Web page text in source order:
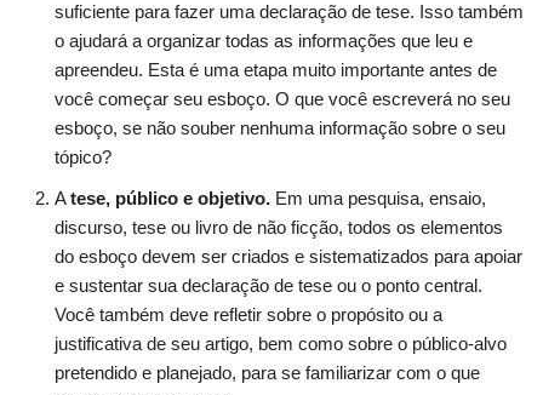
suficiente para fazer uma declaração de tese. Isso também
o ajudará a organizar todas as informações que leu e
apreendeu. Esta é uma etapa muito importante antes de
você começar seu esboço. O que você escreverá no seu
esboço, se não souber nenhuma informação sobre o seu
tópico?
Atese, público e objetivo. Em uma pesquisa, ensaio,
discurso, tese ou livro de não ficção, todos os elementos
do esboço devem ser criados e sistematizados para apoiar
e sustentar sua declaração de tese ou o ponto central.
Você também deve refletir sobre o propósito ou a
justificativa de seu artigo, bem como sobre o público-alvo
pretendido e planejado, para se familiarizar com o que